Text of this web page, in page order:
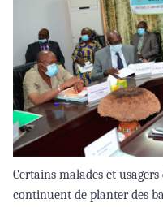
Certains malades et
continuent de planter des